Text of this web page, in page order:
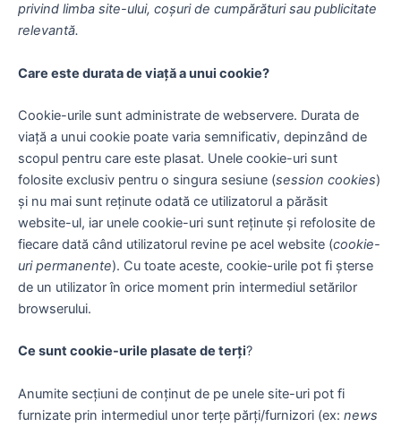
privind limba site-ului, coșuri de cumpărături sau publicitate
relevantă.
Care este durata de viață a unui cookie?
Cookie-urile sunt administrate de webservere. Durata de
viață a unui cookie poate varia semnificativ, depinzând de
scopul pentru care este plasat. Unele cookie-uri sunt
folosite exclusiv pentru o singura sesiune (session cookies)
și nu mai sunt reținute odată ce utilizatorul a părăsit
website-ul, iar unele cookie-uri sunt reținute și refolosite de
fiecare dată când utilizatorul revine pe acel website (cookie-
uri permanente). Cu toate aceste, cookie-urile pot fi șterse
de un utilizator în orice moment prin intermediul setărilor
browserului.
Ce sunt cookie-urile plasate de terți?
Anumite secțiuni de conținut de pe unele site-uri pot fi
furnizate prin intermediul unor terțe părți/furnizori (ex: news